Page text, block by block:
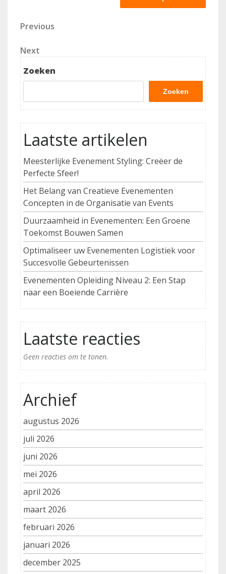
Berichtnavigatie
Previous
Previous
Next
Post
Next
Zoeken
Zoeken
Laatste artikelen
Meesterlijke Evenement Styling: Creëer de
Perfecte Sfeer!
Het Belang van Creatieve Evenementen
Concepten in de Organisatie van Events
Duurzaamheid in Evenementen: Een Groene
Toekomst Bouwen Samen
Optimaliseer uw Evenementen Logistiek voor
Succesvolle Gebeurtenissen
Evenementen Opleiding Niveau 2: Een Stap
naar een Boeiende Carrière
Laatste reacties
Geen reacties om te tonen.
Archief
augustus 2026
juli 2026
juni 2026
mei 2026
april 2026
maart 2026
februari 2026
januari 2026
december 2025